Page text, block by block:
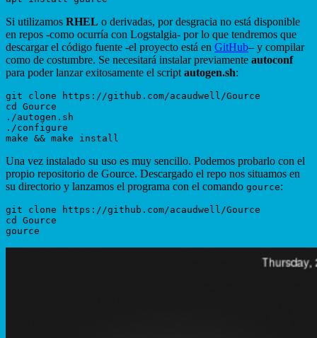
Si utilizamos RHEL o derivadas, por desgracia no está disponible
en repos -como ocurría con Logstalgia- por lo que tendremos que
descargar el código fuente -el proyecto está en GitHub– y compilar
como de costumbre. Se necesitará instalar previamente autoconf
para poder lanzar exitosamente el script autogen.sh:
git clone https://github.com/acaudwell/Gource
cd Gource
./autogen.sh
./configure
Una vez instalado su uso es muy sencillo. Podemos probarlo con el
propio repositorio de Gource. Descargado el repo nos situamos en
su directorio y lanzamos el programa con el comando gource:
git clone https://github.com/acaudwell/Gource
cd Gource